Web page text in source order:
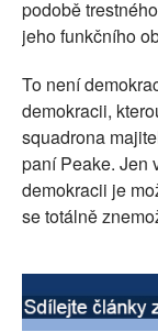
podobě
jeho funkčního
To není
demokracii,
squadrona
paní Peake. Jen
demokracii je
se totálně